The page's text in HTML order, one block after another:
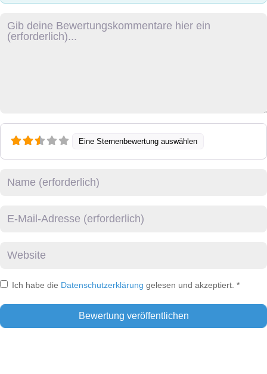
Rezensionstext
Eine Sternenbewertung auswählen
Ich habe die Datenschutzerklärung gelesen und akzeptiert. *